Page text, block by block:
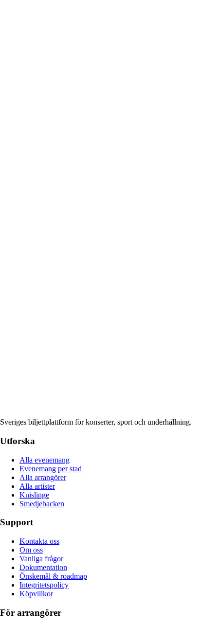
Sveriges biljettplattform för konserter, sport och underhållning.
Utforska
Alla evenemang
Evenemang per stad
Alla arrangörer
Alla artister
Knislinge
Smedjebacken
Support
Kontakta oss
Om oss
Vanliga frågor
Dokumentation
Önskemål & roadmap
Integritetspolicy
Köpvillkor
För arrangörer